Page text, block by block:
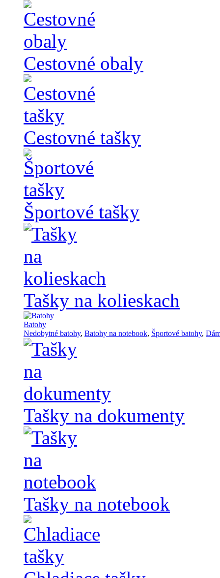
Cestovné obaly
Cestovné tašky
Športové tašky
Tašky na kolieskach
Batohy
Nedobytné batohy, Batohy na notebook, Športové batohy,
Tašky na dokumenty
Tašky na notebook